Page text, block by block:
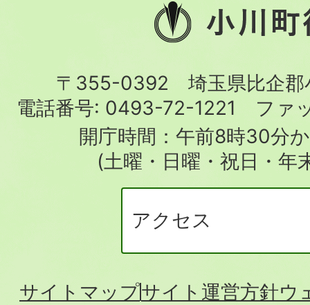
小
川
役
場
〒355-0392 埼玉県比企郡
電話番号: 0493-72-1221
ファ
開庁時間：午前8時30分
(土曜・日曜・祝日・年
アクセス
サイトマップサイト運営方針ウ